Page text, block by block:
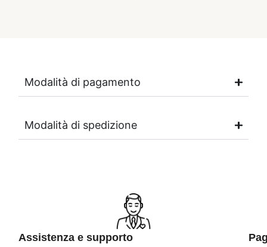
Modalità di pagamento
Modalità di spedizione
Assistenza e supporto